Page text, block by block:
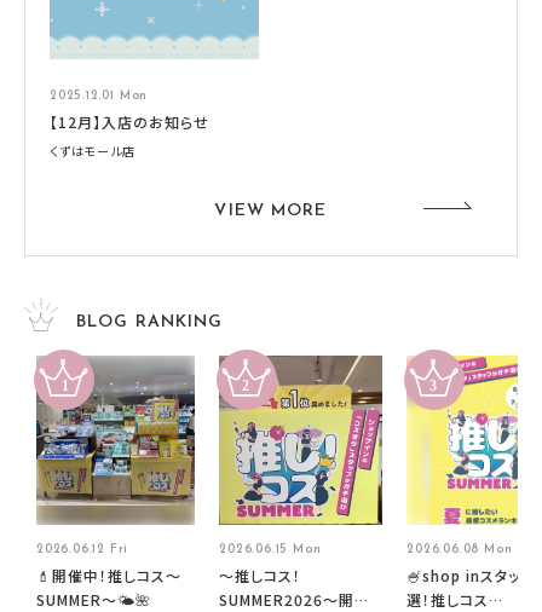
2025.12.01 Mon
【12月】入店のお知らせ
くずはモール店
VIEW MORE
BLOG RANKING
2026.06.12 Fri
💄開催中！推しコス〜
SUMMER〜🌤️🌺
2026.06.15 Mon
～推しコス！
SUMMER2026～開催
2026.06.08 Mon
🍧shop inスタッフ
選！推しコス